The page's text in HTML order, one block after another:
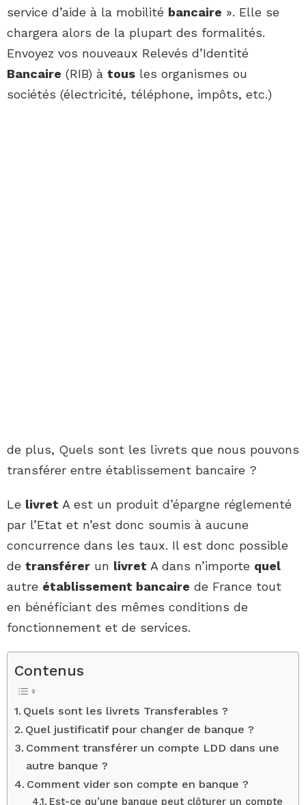
service d’aide à la mobilité bancaire ». Elle se
chargera alors de la plupart des formalités.
Envoyez vos nouveaux Relevés d’Identité
Bancaire (RIB) à tous les organismes ou
sociétés (électricité, téléphone, impôts, etc.)
de plus, Quels sont les livrets que nous pouvons
transférer entre établissement bancaire ?
Le livret A est un produit d’épargne réglementé
par l’Etat et n’est donc soumis à aucune
concurrence dans les taux. Il est donc possible
de transférer un livret A dans n’importe quel
autre établissement bancaire de France tout
en bénéficiant des mêmes conditions de
fonctionnement et de services.
Contenus
Quels sont les livrets Transferables ?
Quel justificatif pour changer de banque ?
Comment transférer un compte LDD dans une
autre banque ?
Comment vider son compte en banque ?
Est-ce qu’une banque peut clôturer un compte